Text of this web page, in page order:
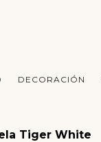
DECORACIÓN
Tiger White